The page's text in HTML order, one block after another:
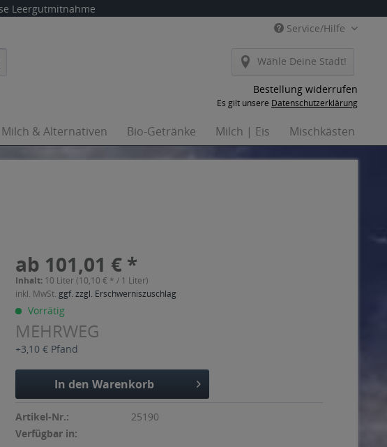
Leergutmitnahme
Service/Hilfe
Wähle Deine Stadt!
Bestellung widerrufen
Es gilt unsere Datenschutzerklärung
Milch & Alternativen Bio-Getränke Milch | Eis Mischkästen
ab 101,01 € *
Inhalt: 10 Liter (10,10 € * / 1 Liter)
inkl. MwSt. ggf. zzgl. Erschwerniszuschlag
Vorrätig
MEHRWEG
+3,10 € Pfand
In den Warenkorb
Artikel-Nr.:
25190
Verfügbar in: